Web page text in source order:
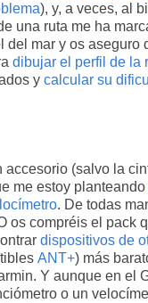
), y, a veces, al
una ruta me ha
del mar y os aseguro
dibujar el perfil de la
y calcular su
accesorio (salvo la
me estoy planteando
. De todas
os compréis el pack
dispositivos de
ANT+) más
Y aunque en el
o un